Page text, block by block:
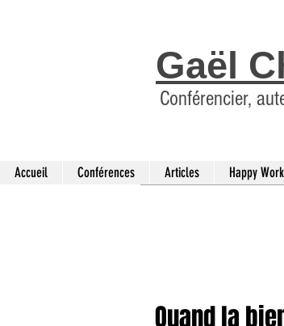
Gaël
Conférencier,
Accueil Conférences Articles Happy
Quand la